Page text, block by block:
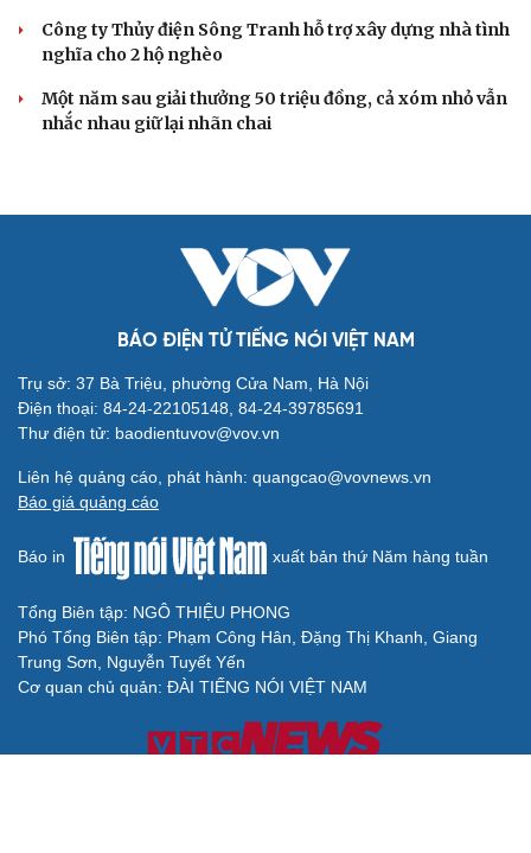
Công ty Thủy điện Sông Tranh hỗ trợ xây dựng nhà tình
nghĩa cho 2 hộ nghèo
Một năm sau giải thưởng 50 triệu đồng, cả xóm nhỏ vẫn
nhắc nhau giữ lại nhãn chai
BÁO ĐIỆN TỬ TIẾNG NÓI VIỆT NAM
Trụ sở: 37 Bà Triệu, phường Cửa Nam, Hà Nội
Điện thoại: 84-24-22105148, 84-24-39785691
Thư điện tử: baodientuvov@vov.vn
Liên hệ quảng cáo, phát hành: quangcao@vovnews.vn
Báo giá quảng cáo
Báo in xuất bản thứ Năm hàng tuần
Tổng Biên tập: NGÔ THIỆU PHONG
Phó Tổng Biên tập: Phạm Công Hân, Đặng Thị Khanh, Giang
Trung Sơn, Nguyễn Tuyết Yến
Cơ quan chủ quản: ĐÀI TIẾNG NÓI VIỆT NAM